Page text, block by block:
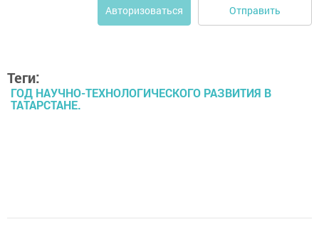
Авторизоваться Отправить
Теги:
ГОД НАУЧНО-ТЕХНОЛОГИЧЕСКОГО РАЗВИТИЯ В
ТАТАРСТАНЕ.